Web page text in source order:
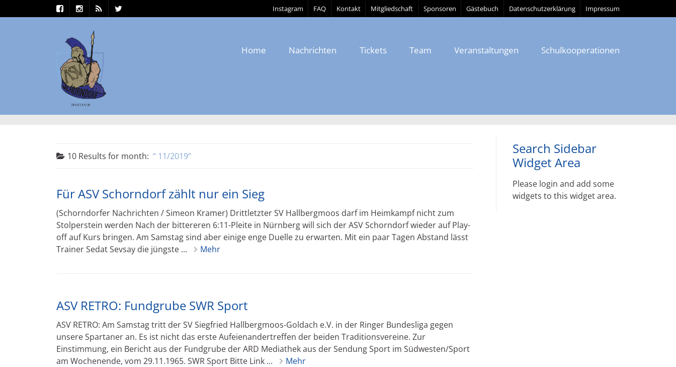
Instagram FAQ Kontakt Mitgliedschaft Sponsoren Gästebuch Datenschutzerklärung Impressum
Home Nachrichten Tickets Team Veranstaltungen Schulkooperationen
10 Results for month: 11/2019
Für ASV Schorndorf zählt nur ein Sieg
(Schorndorfer Nachrichten / Simeon Kramer) Drittletzter SV Hallbergmoos darf im Heimkampf nicht zum
Stolperstein werden Nach der bittereren 6:11-Pleite in Nürnberg will sich der ASV Schorndorf wieder auf Play-
off auf Kurs bringen. Am Samstag sind aber einige enge Duelle zu erwarten. Mit ein paar Tagen Abstand lässt
Trainer Sedat Sevsay die jüngste ...
Mehr
ASV RETRO: Fundgrube SWR Sport
ASV RETRO: Am Samstag tritt der SV Siegfried Hallbergmoos-Goldach e.V. in der Ringer Bundesliga gegen
unsere Spartaner an. Es ist nicht das erste Aufeienandertreffen der beiden Traditionsvereine. Zur
Einstimmung, ein Bericht aus der Fundgrube der ARD Mediathek aus der Sendung Sport im Südwesten/Sport
am Wochenende, vom 29.11.1965. SWR Sport Bitte Link ...
Mehr
Search Sidebar
Widget Area
Please login and add some
widgets to this widget area.